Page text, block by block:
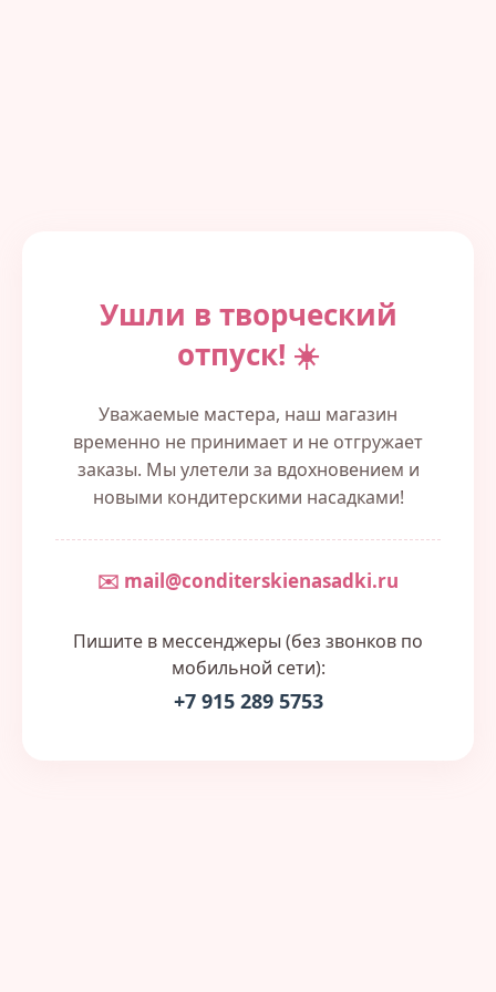
Ушли в творческий
отпуск! ☀️
Уважаемые мастера, наш магазин
временно не принимает и не отгружает
заказы. Мы улетели за вдохновением и
новыми кондитерскими насадками!
✉️ mail@conditerskienasadki.ru
Пишите в мессенджеры (без звонков по
мобильной сети):
+7 915 289 5753